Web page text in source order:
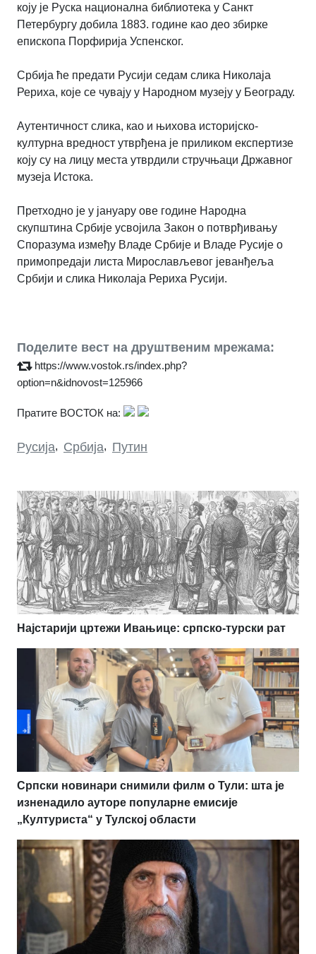
коју је Руска национална библиотека у Санкт
Петербургу добила 1883. године као део збирке
епископа Порфирија Успенског.
Србија ће предати Русији седам слика Николаја
Рериха, које се чувају у Народном музеју у Београду.
Аутентичност слика, као и њихова историјско-
културна вредност утврђена је приликом експертизе
коју су на лицу места утврдили стручњаци Државног
музеја Истока.
Претходно је у јануару ове године Народна
скупштина Србије усвојила Закон о потврђивању
Споразума између Владе Србије и Владе Русије о
примопредаји листа Мирослављевог јеванђеља
Србији и слика Николаја Рериха Русији.
Поделите вест на друштвеним мрежама:
https://www.vostok.rs/index.php?
option=n&idnovost=125966
Пратите ВОСТОК на:
Русија, Србија, Путин
Најстарији цртежи Ивањице: српско-турски рат
Српски новинари снимили филм о Тули: шта је
изненадило ауторе популарне емисије
„Културиста“ у Тулској области